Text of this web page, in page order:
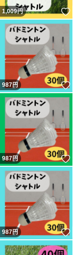
1,009円
987円
987円
987円